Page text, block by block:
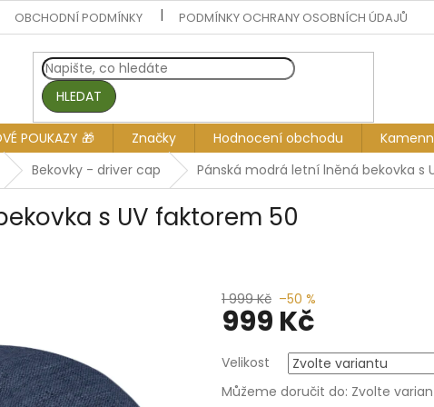
OBCHODNÍ PODMÍNKY PODMÍNKY OCHRANY OSOBNÍCH ÚDAJŮ
HLEDAT
POUKAZY 🎁 Značky Hodnocení obchodu
Bekovky - driver cap Pánská modrá letní lněná bekovka s
s UV faktorem 50
1 999 Kč –50 %
999 Kč
cena:
Velikost
Můžeme doručit do: Zvolte